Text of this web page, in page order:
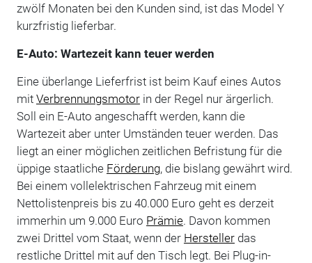
zwölf Monaten bei den Kunden sind, ist das Model Y
kurzfristig lieferbar.
E-Auto: Wartezeit kann teuer werden
Eine überlange Lieferfrist ist beim Kauf eines Autos
mit Verbrennungsmotorin der Regel nur ärgerlich.
Soll ein E-Auto angeschafft werden, kann die
Wartezeit aber unter Umständen teuer werden. Das
liegt an einer möglichen zeitlichen Befristung für die
üppige staatliche Förderung, die bislang gewährt wird.
Bei einem vollelektrischen Fahrzeug mit einem
Nettolistenpreis bis zu 40.000 Euro geht es derzeit
immerhin um 9.000 Euro Prämie. Davon kommen
zwei Drittel vom Staat, wenn der Herstellerdas
restliche Drittel mit auf den Tisch legt. Bei Plug-in-